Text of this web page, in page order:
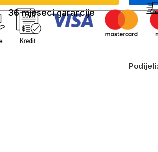
36 mjeseci garancije
Podijeli: